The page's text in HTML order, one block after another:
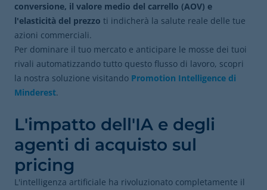
conversione, il valore medio del carrello (AOV) e
l'elasticità del prezzo ti indicherà la salute reale delle tue
azioni commerciali.
Per dominare il tuo mercato e anticipare le mosse dei tuoi
rivali automatizzando tutto questo flusso di lavoro, scopri
la nostra soluzione visitando Promotion Intelligence di
Minderest.
L'impatto dell'IA e degli
agenti di acquisto sul
pricing
L'intelligenza artificiale ha rivoluzionato completamente il